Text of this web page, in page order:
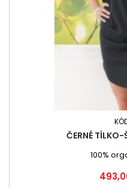
ČERNÉ TÍLKO-
100%
Cena